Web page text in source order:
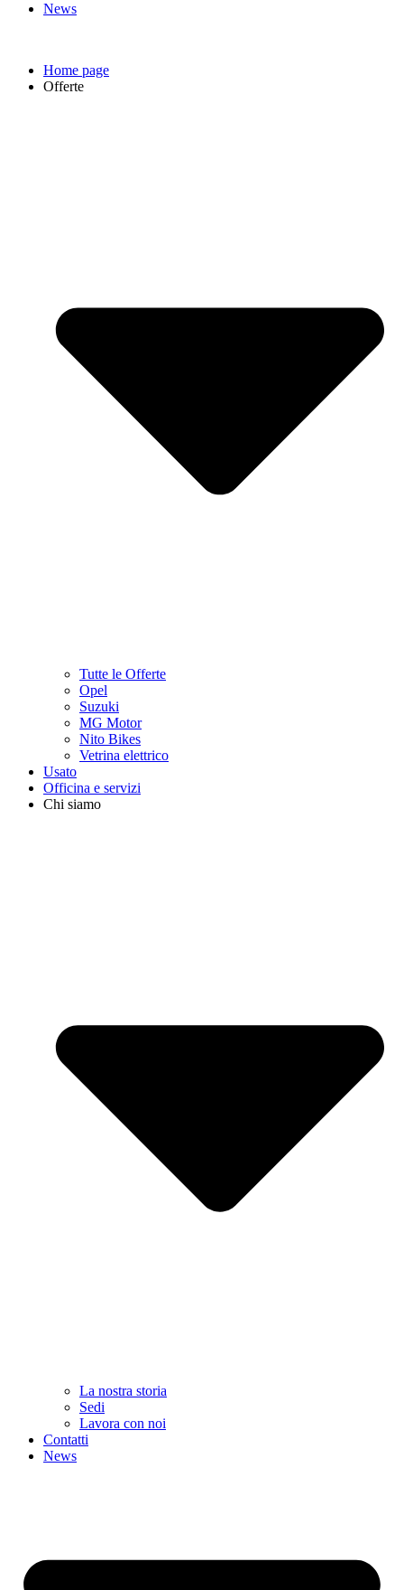
News
Home page
Offerte
Tutte le Offerte
Opel
Suzuki
MG Motor
Nito Bikes
Vetrina elettrico
Usato
Officina e servizi
Chi siamo
La nostra storia
Sedi
Lavora con noi
Contatti
News